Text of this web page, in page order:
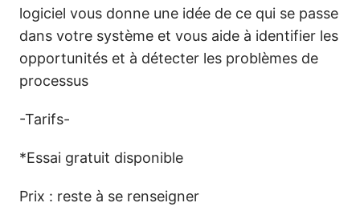
logiciel vous donne une idée de ce qui se passe
dans votre système et vous aide à identifier les
opportunités et à détecter les problèmes de
processus
-Tarifs-
*Essai gratuit disponible
Prix : reste à se renseigner